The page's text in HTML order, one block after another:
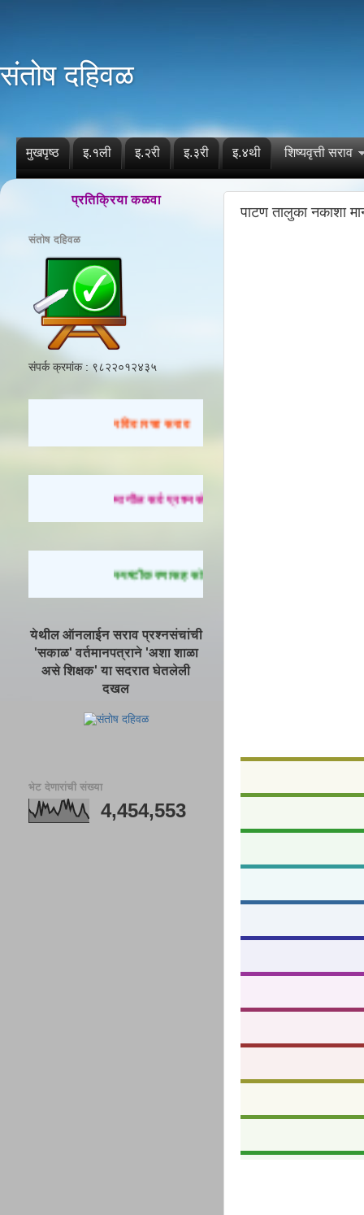
संतोष दहिवळ
मुखपृष्ठ इ.१ली इ.२री इ.३री इ.४थी शिष्यवृत्ती सराव
पाटण तालुका नकाशा
प्रतिक्रिया कळवा
संतोष दहिवळ
संपर्क क्रमांक : ९८२२०१२४३५
रविवारचा सराव
मागील सर्व प्रश्नसंच सोडवण्यासाठी येथे क्लिक करा.
स्पष्टीकरणासह सोडवलेले प्रश्न पाहण्यासाठी येथे
येथील ऑनलाईन सराव प्रश्नसंचांची
'सकाळ' वर्तमानपत्राने 'अशा शाळा
असे शिक्षक' या सदरात घेतलेली
दखल
भेट देणारांची संख्या
4,454,553